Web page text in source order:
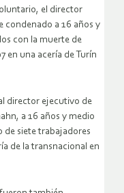
el director
condenado a 16 años y
con la muerte de
en una acería de Turín
director ejecutivo de
a 16 años y medio
de siete trabajadores
de la transnacional en